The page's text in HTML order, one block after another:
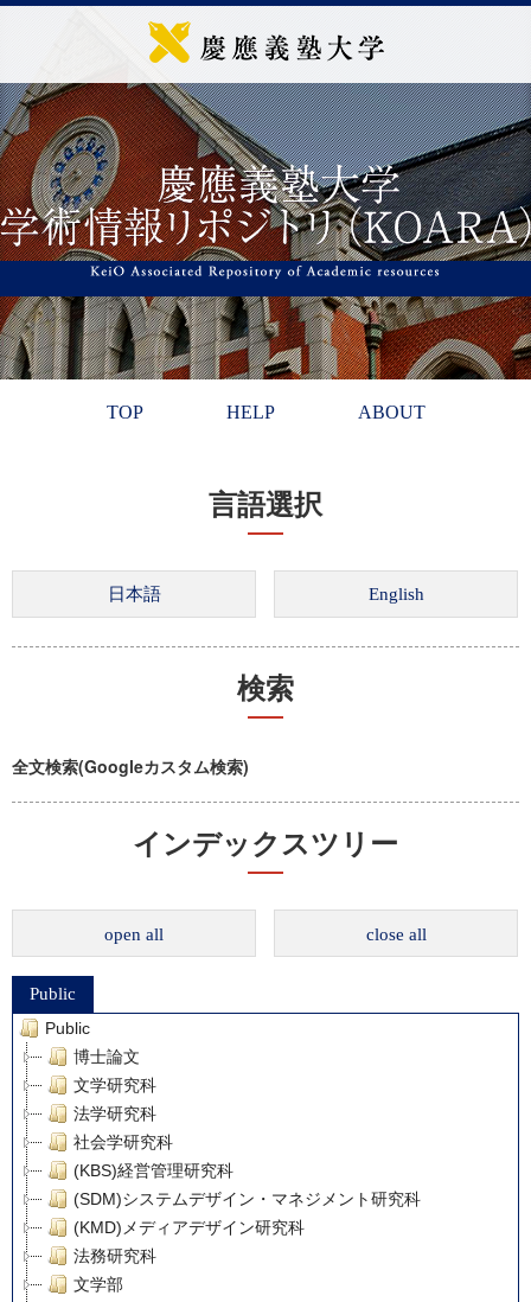
TOP HELP ABOUT
言語選択
検索
全文検索(Googleカスタム検索)
インデックスツリー
open all close all
Public
Public
博士論文
文学研究科
法学研究科
社会学研究科
(KBS)経営管理研究科
(SDM)システムデザイン・マネジメント研究科
(KMD)メディアデザイン研究科
法務研究科
文学部